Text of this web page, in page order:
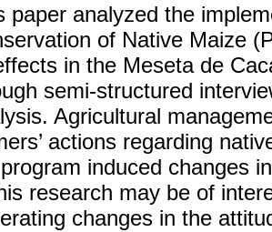
paper analyzed the
of Native Maize
in the Meseta de
semi-structured
Agricultural
actions regarding
induced changes
research may be of
changes in the